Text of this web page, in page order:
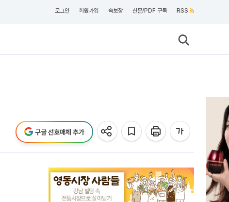
로그인 회원가입 속보창 신문/PDF 구독 RSS
구글 선호매체 추가